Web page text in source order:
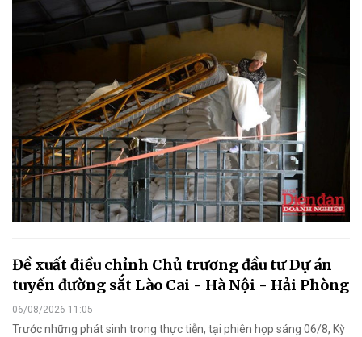
Đề xuất điều chỉnh Chủ trương đầu tư Dự án
tuyến đường sắt Lào Cai - Hà Nội - Hải Phòng
06/08/2026 11:05
Trước những phát sinh trong thực tiễn, tại phiên họp sáng 06/8, Kỳ